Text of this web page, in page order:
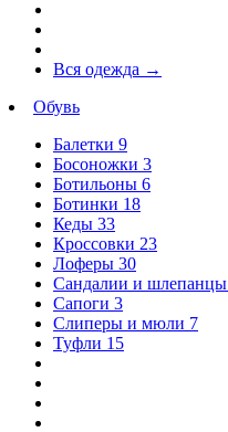
Вся одежда →
Обувь
Балетки 9
Босоножки 3
Ботильоны 6
Ботинки 18
Кеды 33
Кроссовки 23
Лоферы 30
Сандалии и шлепанцы
Сапоги 3
Слиперы и мюли 7
Туфли 15